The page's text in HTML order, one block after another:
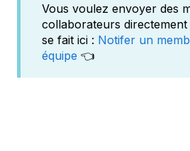
Vous voulez envoyer des
collaborateurs directement
se fait ici : Notifer un
équipe 👈